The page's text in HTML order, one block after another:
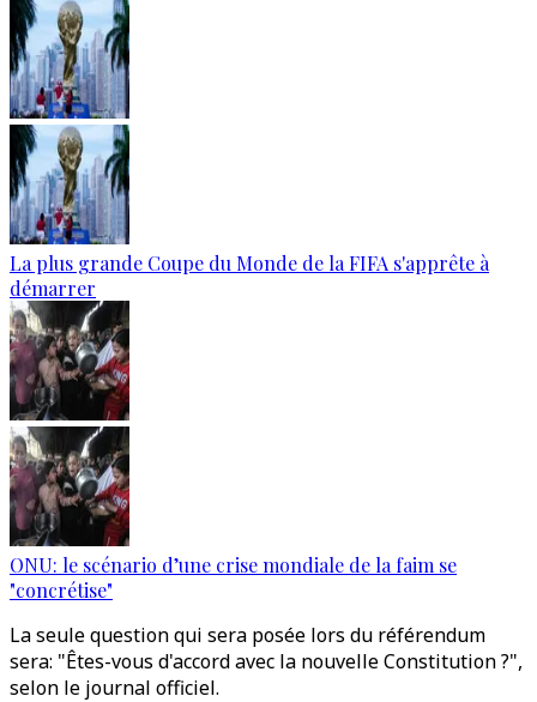
La plus grande Coupe du Monde de la FIFA s'apprête à
démarrer
ONU: le scénario d’une crise mondiale de la faim se
"concrétise"
La seule question qui sera posée lors du référendum
sera: "Êtes-vous d'accord avec la nouvelle Constitution ?",
selon le journal officiel.